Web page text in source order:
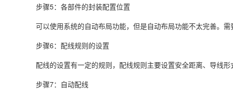
步骤5：各部件的封装配置位置
可以使用系统的自动布局功能，但是自动布局功能不太完善。需
步骤6：配线规则的设置
配线的设置有一定的规则，配线规则主要设置安全距离、导线形
步骤7：自动配线